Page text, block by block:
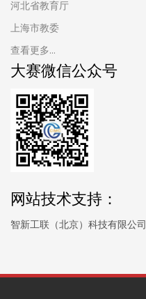
河北省教育厅
上海市教委
查看更多...
大赛微信公众号
网站技术支持：
智新工联（北京）科技有限公司